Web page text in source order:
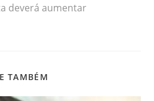
deverá aumentar
TAMBÉM